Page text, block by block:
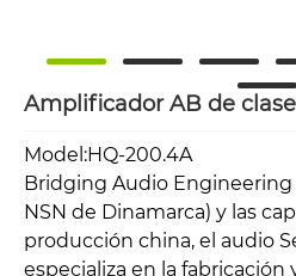
Amplificador AB de
Model:HQ-200.4A
Bridging Audio Engineering
NSN de Dinamarca) y las
producción china, el audio
especializa en la fabricación